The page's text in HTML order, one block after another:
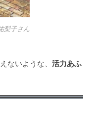
梨子さん
ないような、 活力あふ